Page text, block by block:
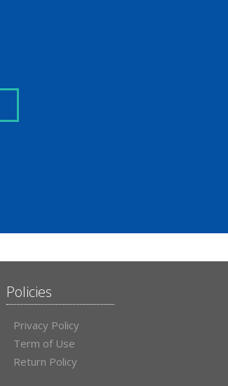
Policies
Privacy Policy
Term of Use
Return Policy